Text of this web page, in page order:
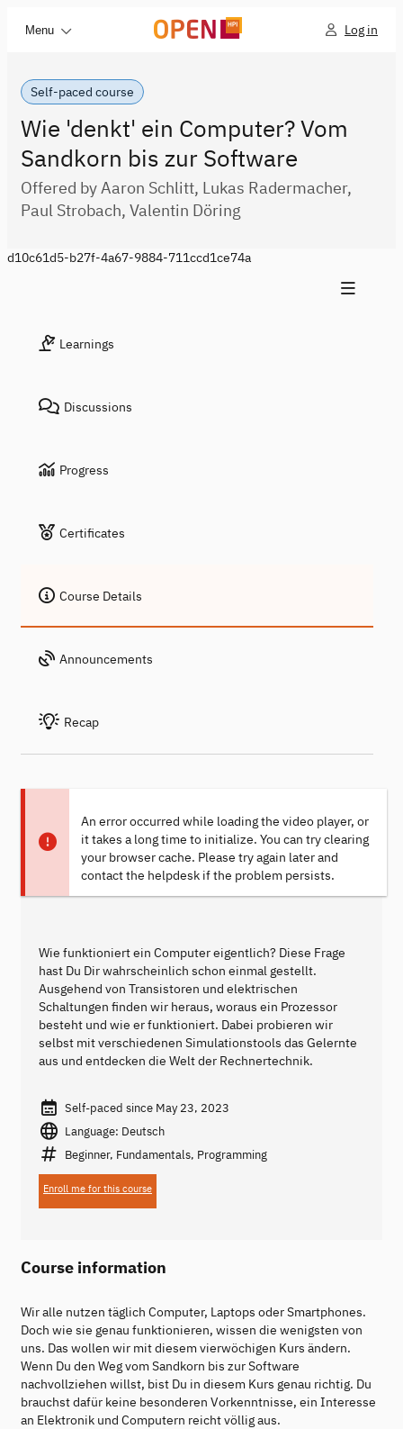
Menu Log in
Self-paced course
Wie 'denkt' ein Computer? Vom
Sandkorn bis zur Software
Offered by Aaron Schlitt, Lukas Radermacher,
Paul Strobach, Valentin Döring
d10c61d5-b27f-4a67-9884-711ccd1ce74a
Learnings
Discussions
Progress
Certificates
Course Details
Announcements
Recap
An error occurred while loading the video player, or
it takes a long time to initialize. You can try clearing
your browser cache. Please try again later and
contact the helpdesk if the problem persists.
Wie funktioniert ein Computer eigentlich? Diese Frage
hast Du Dir wahrscheinlich schon einmal gestellt.
Ausgehend von Transistoren und elektrischen
Schaltungen finden wir heraus, woraus ein Prozessor
besteht und wie er funktioniert. Dabei probieren wir
selbst mit verschiedenen Simulationstools das Gelernte
aus und entdecken die Welt der Rechnertechnik.
Self-paced since May 23, 2023
Language: Deutsch
Beginner, Fundamentals, Programming
Enroll me for this course
Course information
Wir alle nutzen täglich Computer, Laptops oder Smartphones.
Doch wie sie genau funktionieren, wissen die wenigsten von
uns. Das wollen wir mit diesem vierwöchigen Kurs ändern.
Wenn Du den Weg vom Sandkorn bis zur Software
nachvollziehen willst, bist Du in diesem Kurs genau richtig. Du
brauchst dafür keine besonderen Vorkenntnisse, ein Interesse
an Elektronik und Computern reicht völlig aus.